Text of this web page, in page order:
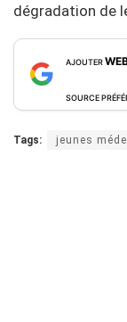
dégradation de
AJOUTER
SOURCE
Tags: jeunes